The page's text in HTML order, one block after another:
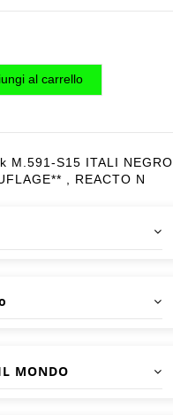
al carrello
M.591-S15 ITALI NEGRO,
, REACTO N
MONDO